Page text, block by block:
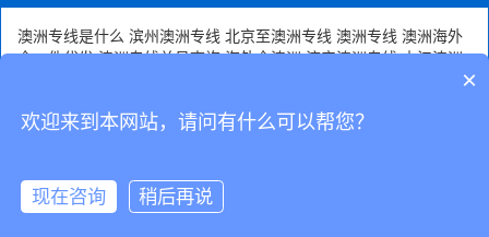
澳洲专线是什么 滨州澳洲专线 北京至澳洲专线 澳洲专线 澳洲海外
仓一件代发 澳洲专线单号查询 海外仓澳洲 济宁澳洲专线 内江澳洲
×
欢迎来到本网站，请问有什么可以帮您？
现在咨询 稍后再说